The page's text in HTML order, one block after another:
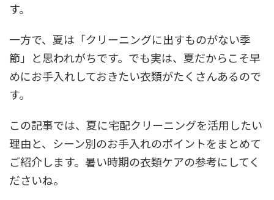
す。
一方で、夏は「クリーニングに出すものがない季
節」と思われがちです。でも実は、夏だからこそ早
めにお手入れしておきたい衣類がたくさんあるので
す。
この記事では、夏に宅配クリーニングを活用したい
理由と、シーン別のお手入れのポイントをまとめて
ご紹介します。暑い時期の衣類ケアの参考にしてく
ださいね。